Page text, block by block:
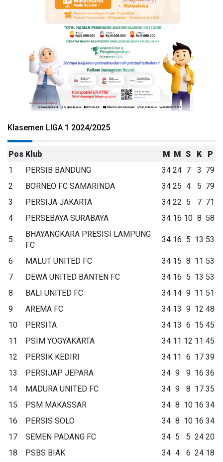
Klasemen LIGA 1 2024/2025
Pos Klub M M S K
P
1
PERSIB BANDUNG 34 24 7 3 79
2
BORNEO FC SAMARINDA 34 25 4 5 79
3
PERSIJA JAKARTA 34 22 5 7 71
4
PERSEBAYA SURABAYA 34 16 10 8 58
5
BHAYANGKARA PRESISI LAMPUNG
FC
34 16 5 13 53
6 MALUT UNITED FC 34 15 8 11 53
7
DEWA UNITED BANTEN FC 34 16 5 13 53
8
BALI UNITED FC 34 14 9 11 51
9
AREMA FC 34 13 9 12 48
10
PERSITA 34 13 6 15 45
11
PSIM YOGYAKARTA 34 11 12 11 45
12
PERSIK KEDIRI 34 11 6 17 39
13
PERSIJAP JEPARA 34 9 9 16 36
14
MADURA UNITED FC 34 9 8 17 35
15
PSM MAKASSAR 34 8 10 16 34
16
PERSIS SOLO 34 8 10 16 34
17
SEMEN PADANG FC 34 5 5 24 20
18
PSBS BIAK 34 4 6 24 18